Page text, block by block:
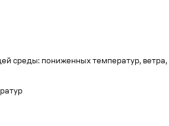
среды: пониженных температур, ветра,